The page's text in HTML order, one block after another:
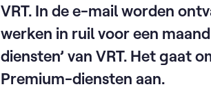
VRT. In de e-mail worden
werken in ruil voor een
diensten’ van VRT. Het gaat
Premium-diensten aan.